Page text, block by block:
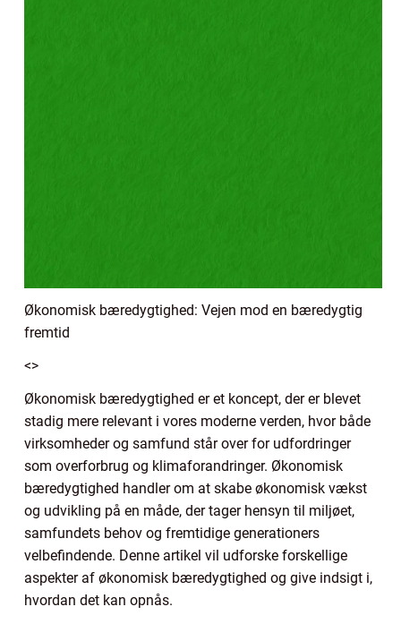
Økonomisk bæredygtighed: Vejen mod en bæredygtig
fremtid
<>
Økonomisk bæredygtighed er et koncept, der er blevet
stadig mere relevant i vores moderne verden, hvor både
virksomheder og samfund står over for udfordringer
som overforbrug og klimaforandringer. Økonomisk
bæredygtighed handler om at skabe økonomisk vækst
og udvikling på en måde, der tager hensyn til miljøet,
samfundets behov og fremtidige generationers
velbefindende. Denne artikel vil udforske forskellige
aspekter af økonomisk bæredygtighed og give indsigt i,
hvordan det kan opnås.